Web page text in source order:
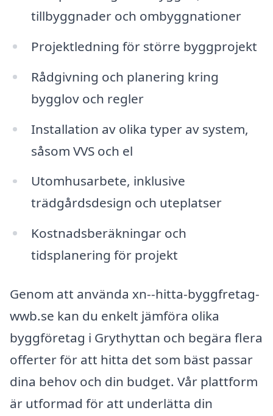
tillbyggnader och ombyggnationer
Projektledning för större byggprojekt
Rådgivning och planering kring
bygglov och regler
Installation av olika typer av system,
såsom VVS och el
Utomhusarbete, inklusive
trädgårdsdesign och uteplatser
Kostnadsberäkningar och
tidsplanering för projekt
Genom att använda xn--hitta-byggfretag-
wwb.se kan du enkelt jämföra olika
byggföretag i Grythyttan och begära flera
offerter för att hitta det som bäst passar
dina behov och din budget. Vår plattform
är utformad för att underlätta din